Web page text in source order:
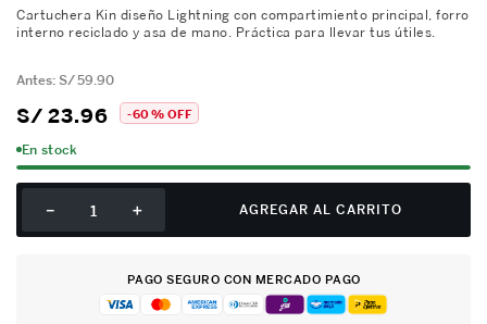
Cartuchera Kin diseño Lightning con compartimiento principal, forro
interno reciclado y asa de mano. Práctica para llevar tus útiles.
S/59.90
S/ 23.96 -60 % OFF
En stock
＋
－ AGREGAR AL CARRITO
PAGO SEGURO CON MERCADO PAGO